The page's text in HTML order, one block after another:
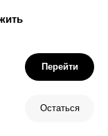
классических
кабуки,